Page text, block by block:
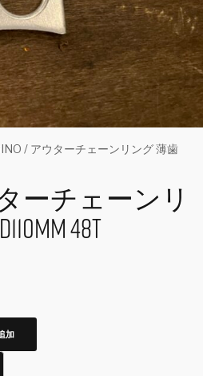
/ アウターチェーンリング 薄歯
ターチェーンリ
48t
加